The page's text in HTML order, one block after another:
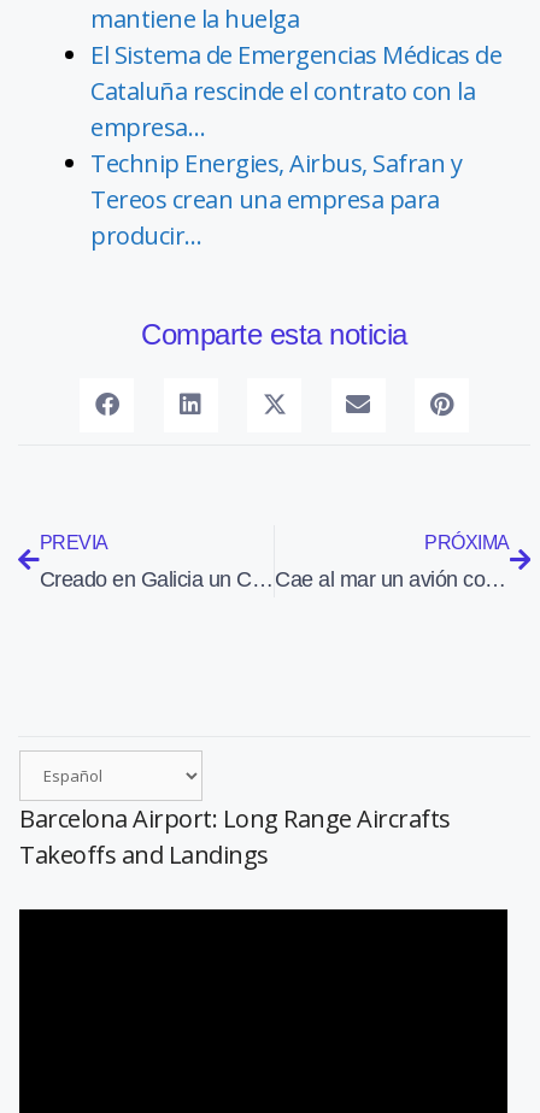
mantiene la huelga
El Sistema de Emergencias Médicas de
Cataluña rescinde el contrato con la
empresa…
Technip Energies, Airbus, Safran y
Tereos crean una empresa para
producir…
Comparte esta noticia
PREVIA
Creado en Galicia un Comité de Desarrollo de Rutas para los aeropuertos de la comunidad
PRÓXIMA
Cae al mar un avión con 90 personas a bordo tras despegar de Beirut
Barcelona Airport: Long Range Aircrafts
Takeoffs and Landings